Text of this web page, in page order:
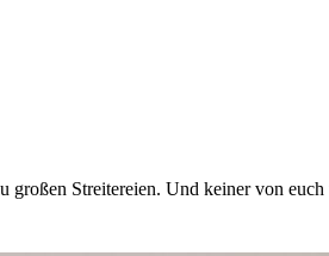
großen Streitereien. Und keiner von